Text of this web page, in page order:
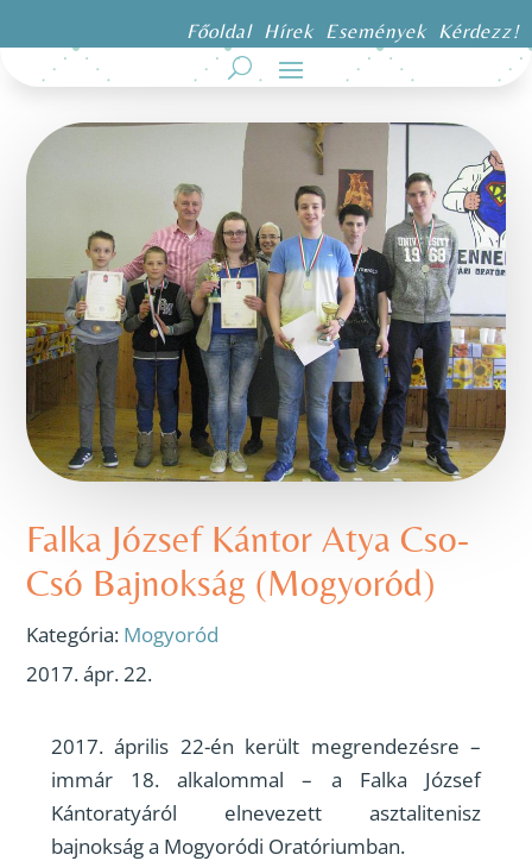
Főoldal Hírek Események Kérdezz!
Falka József Kántor Atya Cso-
Csó Bajnokság (Mogyoród)
Kategória: Mogyoród
2017. ápr. 22.
2017. április 22-én került megrendezésre –
immár 18. alkalommal – a Falka József
Kántoratyáról elnevezett asztalitenisz
bajnokság a Mogyoródi Oratóriumban.